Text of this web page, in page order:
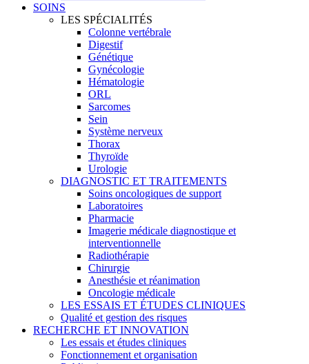
SOINS
LES SPÉCIALITÉS
Colonne vertébrale
Digestif
Génétique
Gynécologie
Hématologie
ORL
Sarcomes
Sein
Système nerveux
Thorax
Thyroïde
Urologie
DIAGNOSTIC ET TRAITEMENTS
Soins oncologiques de support
Laboratoires
Pharmacie
Imagerie médicale diagnostique et
interventionnelle
Radiothérapie
Chirurgie
Anesthésie et réanimation
Oncologie médicale
LES ESSAIS ET ÉTUDES CLINIQUES
Qualité et gestion des risques
RECHERCHE ET INNOVATION
Les essais et études cliniques
Fonctionnement et organisation